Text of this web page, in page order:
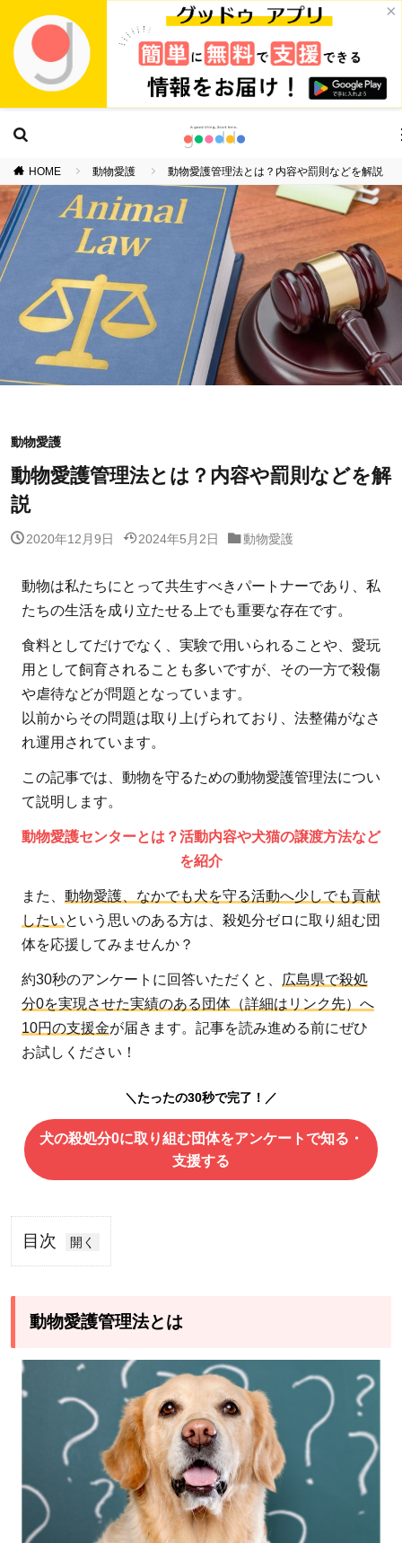
×
HOME 動物愛護 動物愛護管理法とは？内容や罰則などを解説
動物愛護
動物愛護管理法とは？内容や罰則などを解
説
2020年12月9日 2024年5月2日 動物愛護
動物は私たちにとって共生すべきパートナーであり、私
たちの生活を成り立たせる上でも重要な存在です。
食料としてだけでなく、実験で用いられることや、愛玩
用として飼育されることも多いですが、その一方で殺傷
や虐待などが問題となっています。
以前からその問題は取り上げられており、法整備がなさ
れ運用されています。
この記事では、動物を守るための動物愛護管理法につい
て説明します。
動物愛護センターとは？活動内容や犬猫の譲渡方法など
を紹介
また、 動物愛護、なかでも犬を守る活動へ少しでも貢献
したいという思いのある方は、殺処分ゼロに取り組む団
体を応援してみませんか？
約30秒のアンケートに回答いただくと、
広島県で殺処
分0を実現させた実績のある団体（詳細はリンク先）へ
10円の支援金が届きます。記事を読み進める前にぜひ
お試しください！
＼たったの30秒で完了！／
犬の殺処分0に取り組む団体をアンケートで知る・
支援する
目次
1
物
護
2
動
動物愛護管理法とは